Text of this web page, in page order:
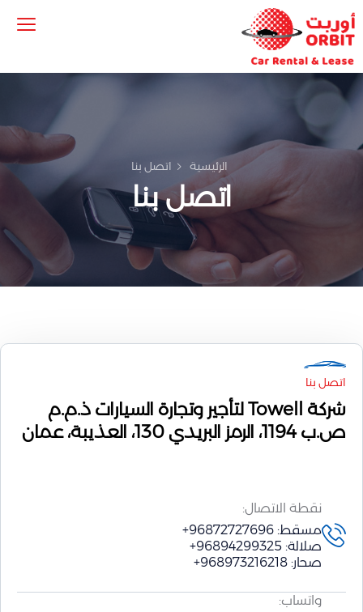
الرئيسية اتصل بنا
اتصل بنا
اتصل بنا
شركة Towell لتأجير وتجارة السيارات ذ.م.م
ص.ب 1194، الرمز البريدي 130، العذيبة، عمان
نقطة الاتصال:
مسقط: 96872727696+
صلالة: 96894299325+
صحار: 968973216218+
واتساب: